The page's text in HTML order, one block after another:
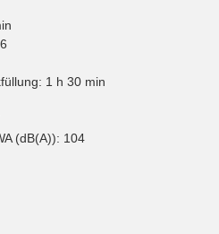
1 h 30 min
(dB(A)): 104